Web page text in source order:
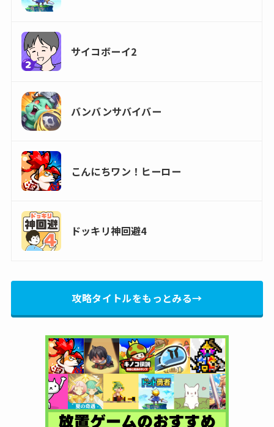
サイコボーイ2
バンバンサバイバー
こんにちワン！ヒーロー
ドッキリ神回避4
攻略タイトルをもっとみる→